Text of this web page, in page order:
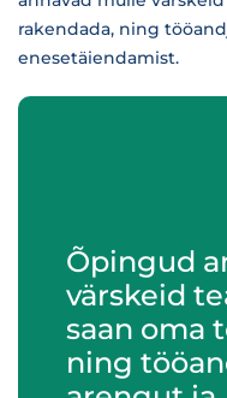
rakendada, ning
enesetäiendamist.
Õpingud
värskeid
saan oma
ning